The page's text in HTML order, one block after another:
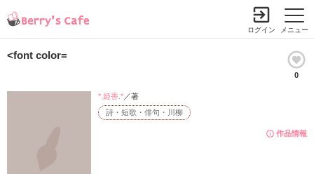
メニュー
ログイン
<font color=
0
作品情報
詩・短歌・俳句・川柳
*.姫香.*／著